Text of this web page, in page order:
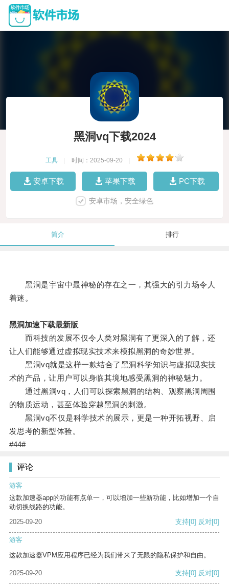
黑洞vq下载2024
工具 时间：2025-09-20
安卓下载 苹果下载 PC下载
安卓市场，安全绿色
简介 排行
黑洞是宇宙中最神秘的存在之一，其强大的引力场令人
着迷。
黑洞加速下载最新版
而科技的发展不仅令人类对黑洞有了更深入的了解，还
让人们能够通过虚拟现实技术来模拟黑洞的奇妙世界。
黑洞vq就是这样一款结合了黑洞科学知识与虚拟现实技
术的产品，让用户可以身临其境地感受黑洞的神秘魅力。
通过黑洞vq，人们可以探索黑洞的结构、观察黑洞周围
的物质运动，甚至体验穿越黑洞的刺激。
黑洞vq不仅是科学技术的展示，更是一种开拓视野、启
发思考的新型体验。
#44#
评论
游客
这款加速器app的功能有点单一，可以增加一些新功能，比如增加一个自
动切换线路的功能。
2025-09-20
支持[0] 反对[0]
游客
这款加速器VPM应用程序已经为我们带来了无限的隐私保护和自由。
2025-09-20 支持[0] 反对[0]